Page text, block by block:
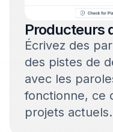
Producteurs
Écrivez des
des pistes de
avec les
fonctionne, ce
projets actuels.